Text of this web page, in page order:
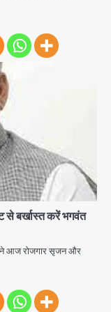
बर्खास्त करें भगवंत
ने आज रोजगार सृजन और
महिला से
गिरफ्तार, सेवा से